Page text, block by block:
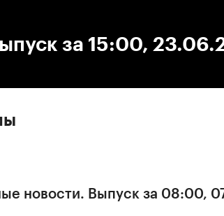
за 15:00,
новости. Выпуск за 08:00,